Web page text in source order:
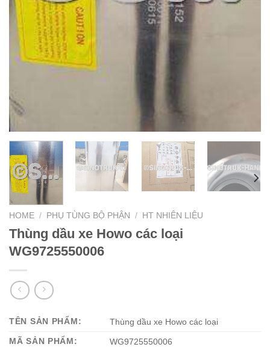
HOME / PHỤ TÙNG BỘ PHẬN / HT NHIÊN LIỆU
Thùng dầu xe Howo các loại
WG9725550006
TÊN SẢN PHẨM:
Thùng dầu xe Howo các loại
MÃ SẢN PHẨM:
WG9725550006